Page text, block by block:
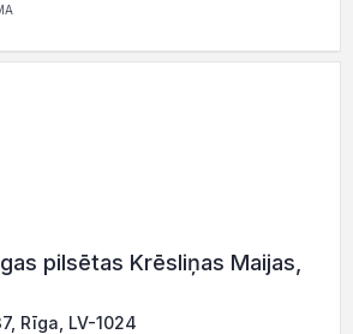
pilsētas Krēsliņas Maijas,
Rīga, LV-1024